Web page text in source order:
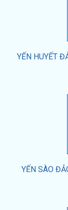
YẾN HUYẾT
YẾN SÀO